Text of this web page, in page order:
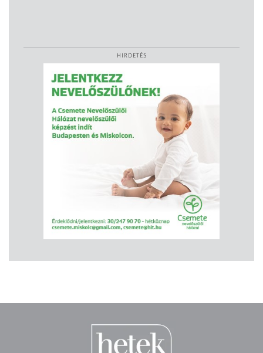
HIRDETÉS